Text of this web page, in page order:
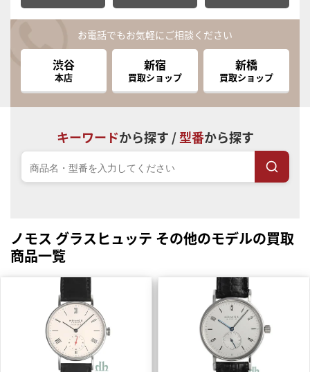
お電話でもお気軽にご相談ください
渋谷
本店
新宿
買取ショップ
新橋
買取ショップ
キーワードから探す /型番から探す
ノモス グラスヒュッテ その他のモデルの買取
商品一覧